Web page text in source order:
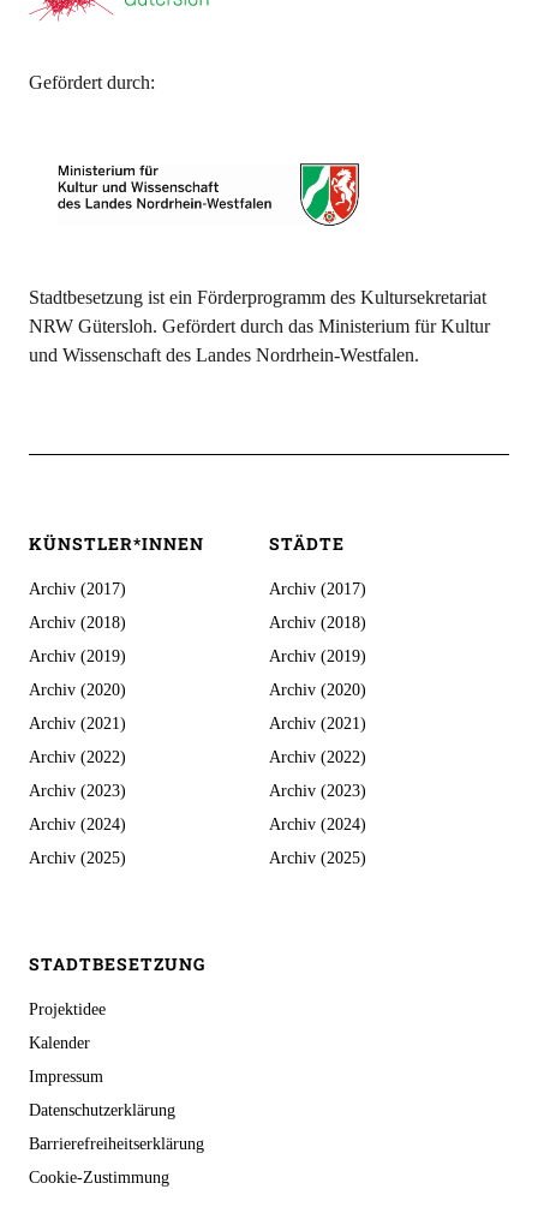
Gefördert durch:
Stadtbesetzung ist ein Förderprogramm des Kultursekretariat
NRW Gütersloh. Gefördert durch das Ministerium für Kultur
und Wissenschaft des Landes Nordrhein-Westfalen.
KÜNSTLER*INNEN
Archiv (2017)
Archiv (2018)
Archiv (2019)
Archiv (2020)
Archiv (2021)
Archiv (2022)
Archiv (2023)
Archiv (2024)
Archiv (2025)
STÄDTE
Archiv (2017)
Archiv (2018)
Archiv (2019)
Archiv (2020)
Archiv (2021)
Archiv (2022)
Archiv (2023)
Archiv (2024)
Archiv (2025)
STADTBESETZUNG
Projektidee
Kalender
Impressum
Datenschutzerklärung
Barrierefreiheitserklärung
Cookie-Zustimmung